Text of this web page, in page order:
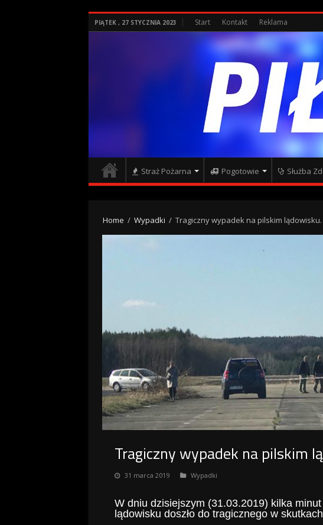
PIĄTEK , 27 STYCZNIA 2023 Start Kontakt Reklama
Straż Pożarna Pogotowie Służba
Home / Wypadki / Tragiczny wypadek na pilskim lądowisku.
Tragiczny wypadek na pilskim
31 marca 2019 Wypadki
W dniu dzisiejszym (31.03.2019) kilka
lądowisku doszło do tragicznego w